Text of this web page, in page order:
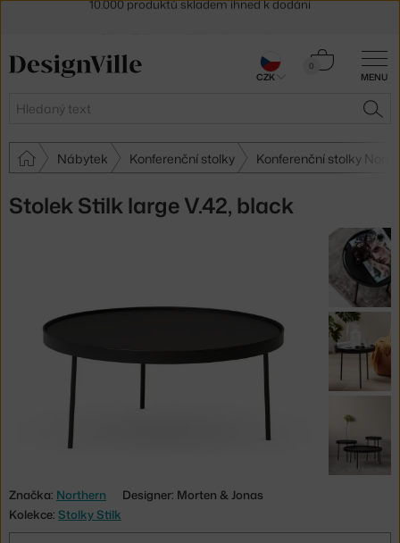
MENU
Hledat
0
Košík
Nábytek Konferenční stolky Konferenční stolky
Stolek Stilk large V.42, black
Značka: Northern
Designer: Morten & Jonas
Kolekce: Stolky Stilk
30 dní na vrácení zboží
CZK